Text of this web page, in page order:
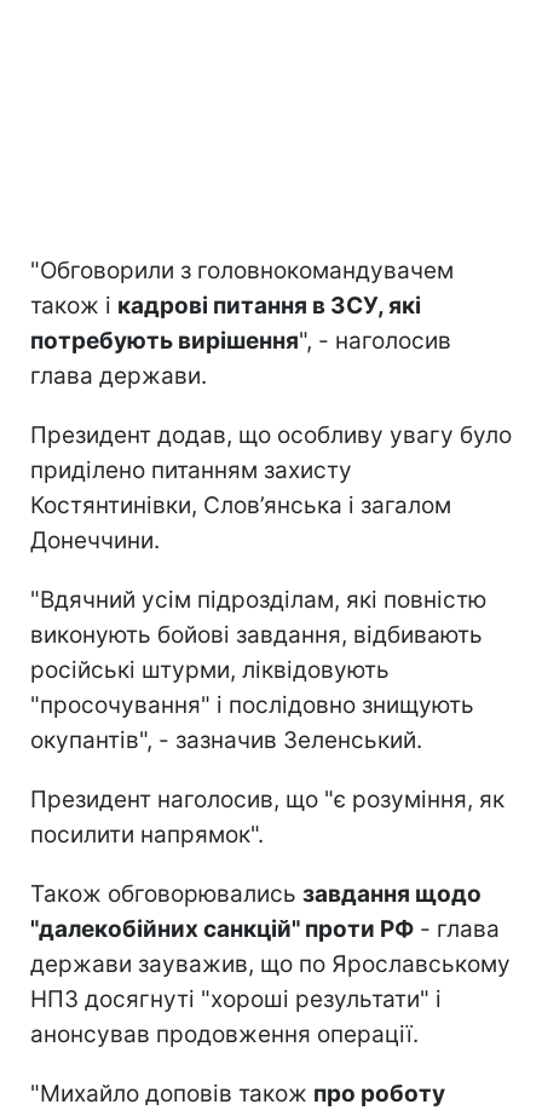
"Обговорили з головнокомандувачем
також і кадрові питання в ЗСУ, які
потребують вирішення", - наголосив
глава держави.
Президент додав, що особливу увагу було
приділено питанням захисту
Костянтинівки, Слов’янська і загалом
Донеччини.
"Вдячний усім підрозділам, які повністю
виконують бойові завдання, відбивають
російські штурми, ліквідовують
"просочування" і послідовно знищують
окупантів", - зазначив Зеленський.
Президент наголосив, що "є розуміння, як
посилити напрямок".
Також обговорювались завдання щодо
"далекобійних санкцій" проти РФ - глава
держави зауважив, що по Ярославському
НПЗ досягнуті "хороші результати" і
анонсував продовження операції.
"Михайло доповів також про роботу